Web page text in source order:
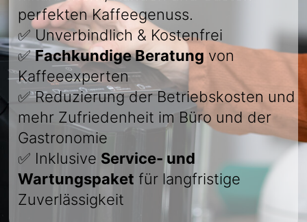
perfekten Kaffeegenuss.
✅ Unverbindlich & Kostenfrei
✅Fachkundige Beratung von
Kaffeeexperten
✅ Reduzierung der Betriebskosten und
mehr Zufriedenheit im Büro und der
Gastronomie
✅ Inklusive Service- und
Wartungspaket für langfristige
Zuverlässigkeit